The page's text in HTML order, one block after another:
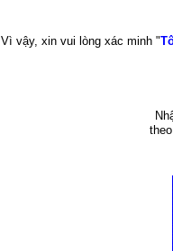
Vì vậy, xin vui lòng xác minh "